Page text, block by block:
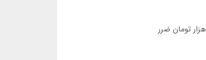
بازی انفجار وسوسه انگیز است. نرم افزار “سمپ فاینل” در سال 2025، قابلیت تنظیم محدودیت روزانه دارد. اگر بیش از 500 هزار تومان ضرر